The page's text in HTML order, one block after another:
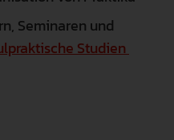
Seminaren und
Studien